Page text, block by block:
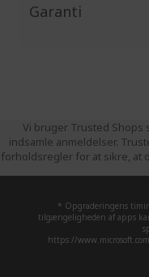
Garanti
Vi bruger Trusted
indsamle anmeldelser.
forholdsregler for at sikre, at
* Opgraderingens
tilgængeligheden af apps
https://